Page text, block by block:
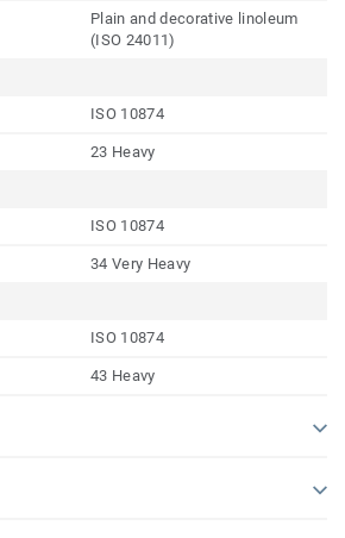
Plain and decorative linoleum
(ISO 24011)
ISO 10874
23 Heavy
ISO 10874
34 Very Heavy
ISO 10874
43 Heavy